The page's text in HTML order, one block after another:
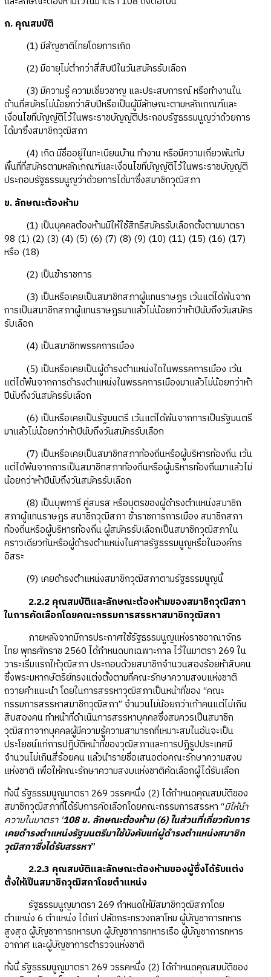
ก. คุณสมบัติ
(1) มีสัญชาติไทยโดยการเกิด
(2) มีอายุไม่ต่ำกว่าสี่สิบปีในวันสมัครรับเลือก
(3) มีความรู้ ความเชี่ยวชาญ และประสบการณ์ หรือทำงานใน
ด้านที่สมัครไม่น้อยกว่าสิบปีหรือเป็นผู้มีลักษณะตามหลักเกณฑ์และ
เงื่อนไขที่บัญญัติไว้ในพระราชบัญญัติประกอบรัฐธรรมนูญว่าด้วยการ
ได้มาซึ่งสมาชิกวุฒิสภา
(4) เกิด มีชื่ออยู่ในทะเบียนบ้าน ทำงาน หรือมีความเกี่ยวพันกับ
พื้นที่ที่สมัครตามหลักเกณฑ์และเงื่อนไขที่บัญญัติไว้ในพระราชบัญญัติ
ประกอบรัฐธรรมนูญว่าด้วยการได้มาซึ่งสมาชิกวุฒิสภา
ข. ลักษณะต้องห้าม
(1) เป็นบุคคลต้องห้ามมิให้ใช้สิทธิสมัครรับเลือกตั้งตามมาตรา
98 (1) (2) (3) (4) (5) (6) (7) (8) (9) (10) (11) (15) (16) (17)
หรือ (18)
(2) เป็นข้าราชการ
(3) เป็นหรือเคยเป็นสมาชิกสภาผู้แทนราษฎร เว้นแต่ได้พ้นจาก
การเป็นสมาชิกสภาผู้แทนราษฎรมาแล้วไม่น้อยกว่าห้าปีนับถึงวันสมัคร
รับเลือก
(4) เป็นสมาชิกพรรคการเมือง
(5) เป็นหรือเคยเป็นผู้ดำรงตำแหน่งใดในพรรคการเมือง เว้น
แต่ได้พ้นจากการดำรงตำแหน่งในพรรคการเมืองมาแล้วไม่น้อยกว่าห้า
ปีนับถึงวันสมัครรับเลือก
(6) เป็นหรือเคยเป็นรัฐมนตรี เว้นแต่ได้พ้นจากการเป็นรัฐมนตรี
มาแล้วไม่น้อยกว่าห้าปีนับถึงวันสมัครรับเลือก
(7) เป็นหรือเคยเป็นสมาชิกสภาท้องถิ่นหรือผู้บริหารท้องถิ่น เว้น
แต่ได้พ้นจากการเป็นสมาชิกสภาท้องถิ่นหรือผู้บริหารท้องถิ่นมาแล้วไม่
น้อยกว่าห้าปีนับถึงวันสมัครรับเลือก
(8) เป็นบุพการี คู่สมรส หรือบุตรของผู้ดำรงตำแหน่งสมาชิก
สภาผู้แทนราษฎร สมาชิกวุฒิสภา ข้าราชการการเมือง สมาชิกสภา
ท้องถิ่นหรือผู้บริหารท้องถิ่น ผู้สมัครรับเลือกเป็นสมาชิกวุฒิสภาใน
คราวเดียวกันหรือผู้ดำรงตำแหน่งในศาลรัฐธรรมนูญหรือในองค์กร
อิสระ
(9) เคยดำรงตำแหน่งสมาชิกวุฒิสภาตามรัฐธรรมนูญนี้
2.2.2 คุณสมบัติและลักษณะต้องห้ามของสมาชิกวุฒิสภา
ในการคัดเลือกโดยคณะกรรมการสรรหาสมาชิกวุฒิสภา
ภายหลังจากมีการประกาศใช้รัฐธรรมนูญแห่งราชอาณาจักร
ไทย พุทธศักราช 2560 ได้กำหนดบทเฉพาะกาล ไว้ในมาตรา 269 ใน
วาระเริ่มแรกให้วุฒิสภา ประกอบด้วยสมาชิกจำนวนสองร้อยห้าสิบคน
ซึ่งพระมหากษัตริย์ทรงแต่งตั้งตามที่คณะรักษาความสงบแห่งชาติ
ถวายคำแนะนำ โดยในการสรรหาวุฒิสภาเป็นหน้าที่ของ “คณะ
กรรมการสรรหาสมาชิกวุฒิสภา” จำนวนไม่น้อยกว่าเก้าคนแต่ไม่เกิน
สิบสองคน ทำหน้าที่ดำเนินการสรรหาบุคคลซึ่งสมควรเป็นสมาชิก
วุฒิสภาจากบุคคลผู้มีความรู้ความสามารถที่เหมาะสมในอันจะเป็น
ประโยชน์แก่การปฏิบัติหน้าที่ของวุฒิสภาและการปฏิรูปประเทศมี
จำนวนไม่เกินสี่ร้อยคน แล้วนำรายชื่อเสนอต่อคณะรักษาความสงบ
แห่งชาติ เพื่อให้คณะรักษาความสงบแห่งชาติคัดเลือกผู้ได้รับเลือก
ทั้งนี้ รัฐธรรมนูญมาตรา 269 วรรคหนึ่ง (2) ได้กำหนดคุณสมบัติของ
สมาชิกวุฒิสภาที่ได้รับการคัดเลือกโดยคณะกรรมการสรรหา “มิให้นำ
ความในมาตรา '108 ข. ลักษณะต้องห้าม (6) ในส่วนที่เกี่ยวกับการ
เคยดำรงตำแหน่งรัฐมนตรีมาใช้บังคับแก่ผู้ดำรงตำแหน่งสมาชิก
วุฒิสภาซึ่งได้รับสรรหา”
2.2.3 คุณสมบัติและลักษณะต้องห้ามของผู้ซึ่งได้รับแต่ง
ตั้งให้เป็นสมาชิกวุฒิสภาโดยตำแหน่ง
รัฐธรรมนูญมาตรา 269 กำหนดให้มีสมาชิกวุฒิสภาโดย
ตำแหน่ง 6 ตำแหน่ง ได้แก่ ปลัดกระทรวงกลาโหม ผู้บัญชาการทหาร
สูงสุด ผู้บัญชาการทหารบก ผู้บัญชาการทหารเรือ ผู้บัญชาการทหาร
อากาศ และผู้บัญชาการตำรวจแห่งชาติ
ทั้งนี้ รัฐธรรมนูญมาตรา 269 วรรคหนึ่ง (2) ได้กำหนดคุณสมบัติของ